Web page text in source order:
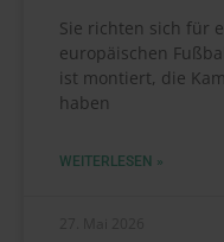
Sie richten sich für
europäischen
ist montiert, die
haben
WEITERLESEN »